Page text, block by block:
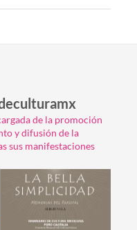
de la promoción
y difusión de la
sus manifestaciones